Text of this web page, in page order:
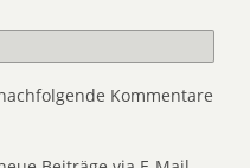
Kommentare